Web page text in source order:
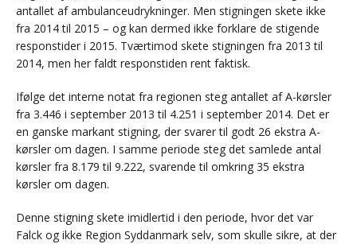
antallet af ambulanceudrykninger. Men stigningen skete ikke
fra 2014 til 2015 – og kan dermed ikke forklare de stigende
responstider i 2015. Tværtimod skete stigningen fra 2013 til
2014, men her faldt responstiden rent faktisk.
Ifølge det interne notat fra regionen steg antallet af A-kørsler
fra 3.446 i september 2013 til 4.251 i september 2014. Det er
en ganske markant stigning, der svarer til godt 26 ekstra A-
kørsler om dagen. I samme periode steg det samlede antal
kørsler fra 8.179 til 9.222, svarende til omkring 35 ekstra
kørsler om dagen.
Denne stigning skete imidlertid i den periode, hvor det var
Falck og ikke Region Syddanmark selv, som skulle sikre, at der